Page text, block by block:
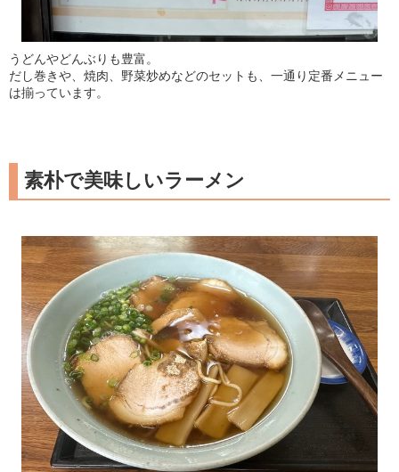
うどんやどんぶりも豊富。
だし巻きや、焼肉、野菜炒めなどのセットも、一通り定番メニュー
は揃っています。
素朴で美味しいラーメン